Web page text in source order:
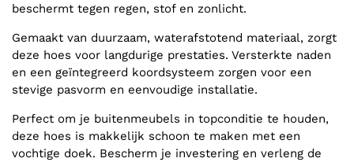
beschermt tegen regen, stof en zonlicht.
Gemaakt van duurzaam, waterafstotend materiaal, zorgt
deze hoes voor langdurige prestaties. Versterkte naden
en een geïntegreerd koordsysteem zorgen voor een
stevige pasvorm en eenvoudige installatie.
Perfect om je buitenmeubels in topconditie te houden,
deze hoes is makkelijk schoon te maken met een
vochtige doek. Bescherm je investering en verleng de